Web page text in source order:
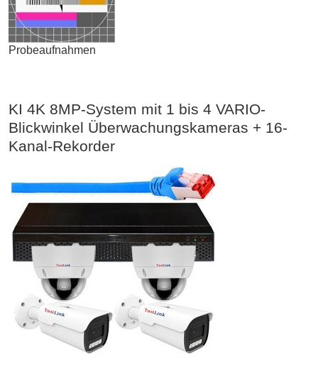
Probeaufnahmen
KI 4K 8MP-System mit 1 bis 4 VARIO-
Blickwinkel Überwachungskameras + 16-
Kanal-Rekorder